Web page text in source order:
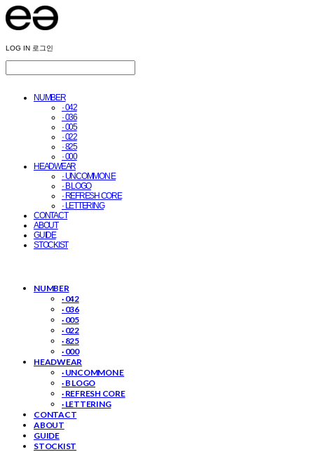
LOG IN 로그인
NUMBER
· 042
· 036
· 005
· 022
· 825
· 000
HEADWEAR
· UNCOMMON E
· B LOGO
· REFRESH CORE
· LETTERING
CONTACT
ABOUT
GUIDE
STOCKIST
NUMBER
· 042
· 036
· 005
· 022
· 825
· 000
HEADWEAR
· UNCOMMON E
· B LOGO
· REFRESH CORE
· LETTERING
CONTACT
ABOUT
GUIDE
STOCKIST